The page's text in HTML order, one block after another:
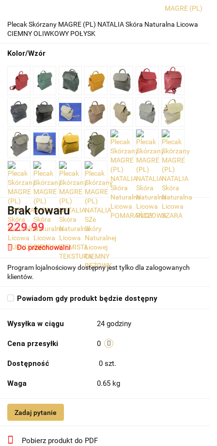
MAGRE (PL)
Plecak Skórzany MAGRE (PL) NATALIA Skóra Naturalna Licowa
CIEMNY OLIWKOWY POŁYSK
Kolor/Wzór
Brak towaru
229.99
Do przechowalni
Program lojalnościowy dostępny jest tylko dla zalogowanych
klientów.
Powiadom gdy produkt będzie dostępny
Wysyłka w ciągu 24 godziny
Cena przesyłki 0
Dostępność 0 szt.
Waga 0.65 kg
Zadaj pytanie
Pobierz produkt do PDF